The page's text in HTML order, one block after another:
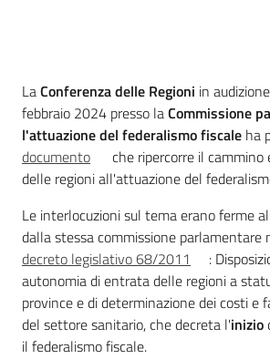
Newsletter
Seguici
su
Introduzione
LaConferenza delle Regioni in
febbraio 2024 presso laCommissione
l'attuazione del federalismo fiscale ha
documento
che ripercorre il
delle regioni all'attuazione del
Le interlocuzioni sul tema erano ferme
dalla stessa commissione parlamentare
decreto legislativo 68/2011
:
autonomia di entrata delle regioni a
province e di determinazione dei costi e
del settore sanitario, che decreta l'inizio
il federalismo fiscale.